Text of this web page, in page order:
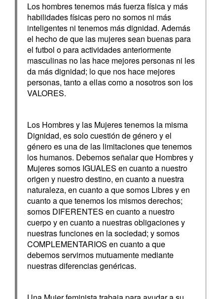
Los hombres tenemos más fuerza física y más
habilidades físicas pero no somos ni más
inteligentes ni tenemos más dignidad. Además
el hecho de que las mujeres sean buenas para
el futbol o para actividades anteriormente
masculinas no las hace mejores personas ni les
da más dignidad; lo que nos hace mejores
personas, tanto a ellas como a nosotros son los
VALORES.
Los Hombres y las Mujeres tenemos la misma
Dignidad, es solo cuestión de género y el
género es una de las limitaciones que tenemos
los humanos. Debemos señalar que Hombres y
Mujeres somos IGUALES en cuanto a nuestro
origen y nuestro destino, en cuanto a nuestra
naturaleza, en cuanto a que somos Libres y en
cuanto a que tenemos los mismos derechos;
somos DIFERENTES en cuanto a nuestro
cuerpo y en cuanto a nuestras obligaciones y
nuestras funciones en la sociedad; y somos
COMPLEMENTARIOS en cuanto a que
debemos servirnos mutuamente mediante
nuestras diferencias genéricas.